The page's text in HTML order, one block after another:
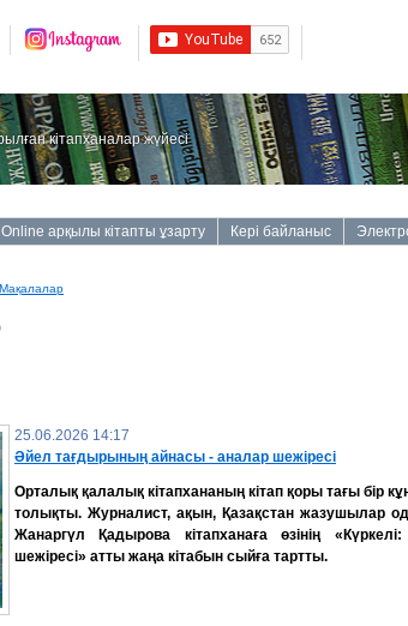
кітапханалар жүйесі
Online арқылы кітапты ұзарту Кері байланыс
Мақалалар
25.06.2026 14:17
Әйел тағдырының айнасы - аналар шежіресі
Орталық қалалық кітапхананың кітап қоры тағы бір
толықты.Журналист, ақын, Қазақстан жазушылар
Жанаргүл Қадырова кітапханаға өзінің
шежіресі» атты жаңа кітабын сыйға тартты.